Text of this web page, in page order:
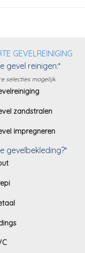
GEVELREINIGING
gevel reinigen:*
selecties mogelijk.
zandstralen
impregneren
gevelbekleding?*